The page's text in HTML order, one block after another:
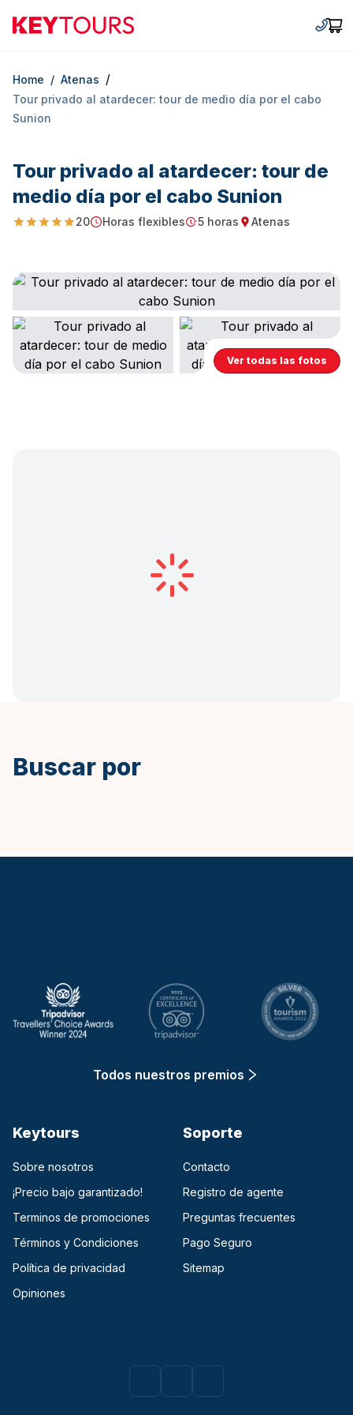
Keytours +30
Home / Atenas /
Tour privado al atardecer: tour de medio día por el cabo
Sunion
Tour privado al atardecer: tour de
medio día por el cabo Sunion
4.95
20
Starting Time
Horas flexibles
Duration
5 horas
Starting point
Atenas
Ver todas las fotos
Buscar por
Todos nuestros premios
Keytours
Sobre nosotros
¡Precio bajo garantizado!
Terminos de promociones
Términos y Condiciones
Política de privacidad
Opiniones
Soporte
Contacto
Registro de agente
Preguntas frecuentes
Pago Seguro
Sitemap
Facebook
(opens in a new tab)
Instagram
(opens in a new tab)
Youtube
(opens in a new tab)